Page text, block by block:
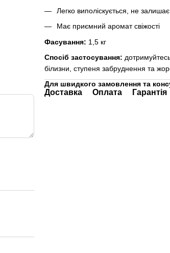
Легко виполіскується, не залишає
Має приємний аромат свіжості
Фасування: 1,5 кг
Спосіб застосування:
білизни, ступеня забруднення та
Для швидкого замовлення та
Доставка Оплата Гарантія